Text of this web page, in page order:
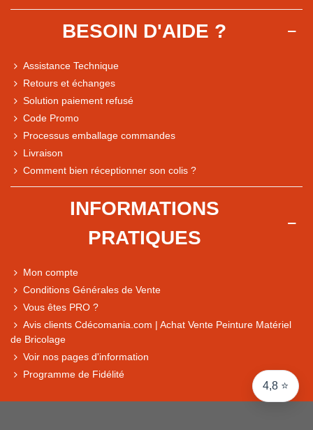
4,8 ⭐
Comparaison des performances du magasin
Express, Chez vous, Point relais, Retrait magasin
BESOIN D'AIDE ?
Assistance Technique
Retours et échanges
Solution paiement refusé
Code Promo
Processus emballage commandes
Livraison
Comment bien réceptionner son colis ?
INFORMATIONS
PRATIQUES
Mon compte
Conditions Générales de Vente
Vous êtes PRO ?
Avis clients Cdécomania.com | Achat Vente Peinture Matériel
de Bricolage
Voir nos pages d'information
Programme de Fidélité